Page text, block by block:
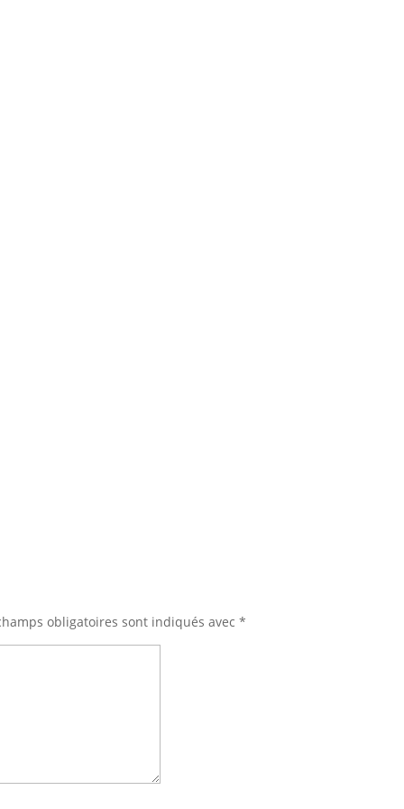
obligatoires sont indiqués avec*